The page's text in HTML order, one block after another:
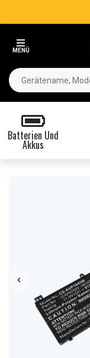
MENÜ
Batterien Und
Akkus